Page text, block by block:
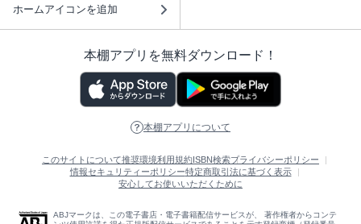
ホームアイコンを追加
本棚アプリを無料ダウンロード！
本棚アプリについて
このサイトについて推奨環境利用規約 ISBN検索プライバシーポリシー
情報セキュリティーポリシー特定商取引法に基づく表示
安心してお使いいただくために
ABJマークは、この電子書店・電子書籍配信サービスが、 著作権者からコンテ